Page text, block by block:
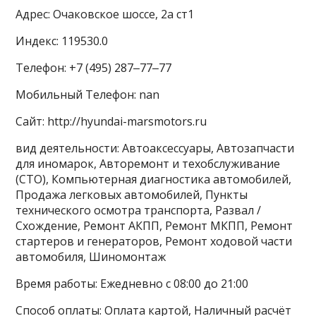
Адрес: Очаковское шоссе, 2а ст1
Индекс: 119530.0
Телефон: +7 (495) 287‒77‒77
Мобильный Телефон: nan
Сайт: http://hyundai-marsmotors.ru
вид деятельности: Автоаксессуары, Автозапчасти
для иномарок, Авторемонт и техобслуживание
(СТО), Компьютерная диагностика автомобилей,
Продажа легковых автомобилей, Пункты
технического осмотра транспорта, Развал /
Схождение, Ремонт АКПП, Ремонт МКПП, Ремонт
стартеров и генераторов, Ремонт ходовой части
автомобиля, Шиномонтаж
Время работы: Ежедневно с 08:00 до 21:00
Способ оплаты: Оплата картой, Наличный расчёт